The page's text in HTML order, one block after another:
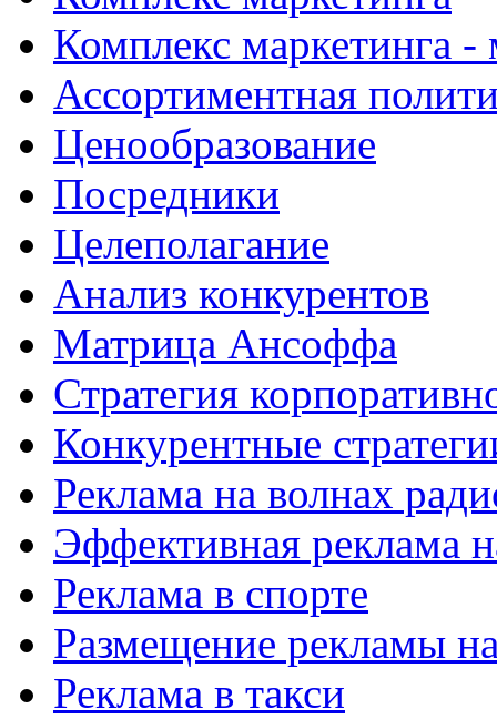
Комплекс маркетинга
Ассортиментная
Ценообразование
Посредники
Целеполагание
Анализ конкурентов
Матрица Ансоффа
Стратегия
Конкурентные
Реклама на волнах
Эффективная реклама
Реклама в спорте
Размещение рекламы
Реклама в такси